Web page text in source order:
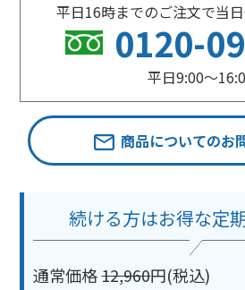
平日16時までのご注文で当
0120-
平日9:00〜
商品についてのお
続ける方はお得な定
通常価格12,960円(税込)